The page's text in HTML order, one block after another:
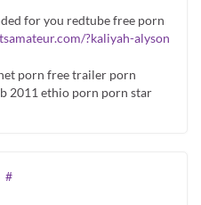
for you redtube free porn
?kaliyah-alyson
porn free trailer porn
2011 ethio porn porn star
#